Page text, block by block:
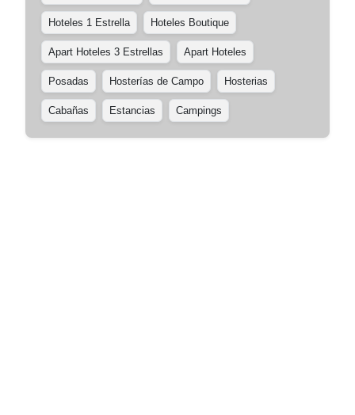
Hoteles 1 Estrella Hoteles Boutique
Apart Hoteles 3 Estrellas Apart Hoteles
Posadas Hosterías de Campo Hosterias
Cabañas Estancias Campings